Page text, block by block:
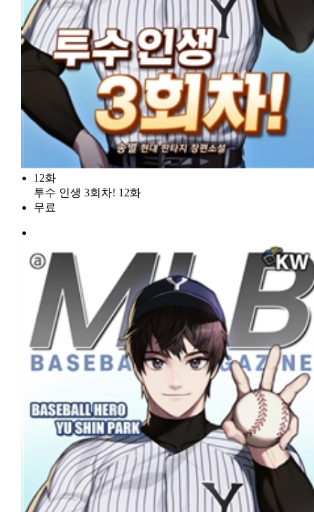
12화
투수 인생 3회차! 12화
무료